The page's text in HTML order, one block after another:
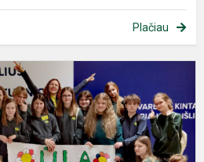
Plačiau